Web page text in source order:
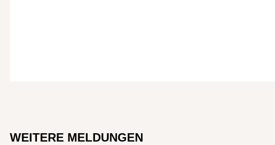
WEITERE MELDUNGEN